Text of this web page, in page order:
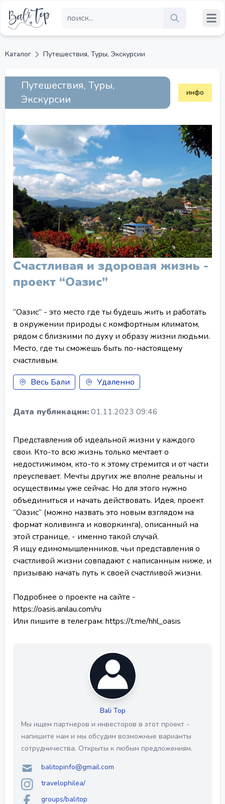
Каталог Путешествия, Туры, Экскурсии
Путешествия, Туры,
Экскурсии
инфо
Счастливая и здоровая жизнь -
проект “Оазис”
“Оазис” - это место где ты будешь жить и работать
в окружении природы с комфортным климатом,
рядом с близкими по духу и образу жизни людьми.
Место, где ты сможешь быть по-настоящему
счастливым.
Весь Бали
Удаленно
Дата публикации:01.11.2023 09:46
Представления об идеальной жизни у каждого
свои. Кто-то всю жизнь только мечтает о
недостижимом, кто-то к этому стремится и от части
преуспевает. Мечты других же вполне реальны и
осуществимы уже сейчас. Но для этого нужно
объединиться и начать действовать. Идея, проект
“Оазис” (можно назвать это новым взглядом на
формат коливинга и коворкинга), описанный на
этой странице, - именно такой случай.
Я ищу единомышленников, чьи представления о
счастливой жизни совпадают с написанным ниже, и
призываю начать путь к своей счастливой жизни.
Подробнее о проекте на сайте -
https://oasis.anilau.com/ru
Или пишите в телеграм: https://t.me/hhl_oasis
Bali Top
Мы ищем партнеров и инвесторов в этот проект -
напишите нам и мы обсудим возможные варианты
сотрудничества. Открыты к любым предложениям.
balitopinfo@gmail.com
travelophilea/
groups/balitop